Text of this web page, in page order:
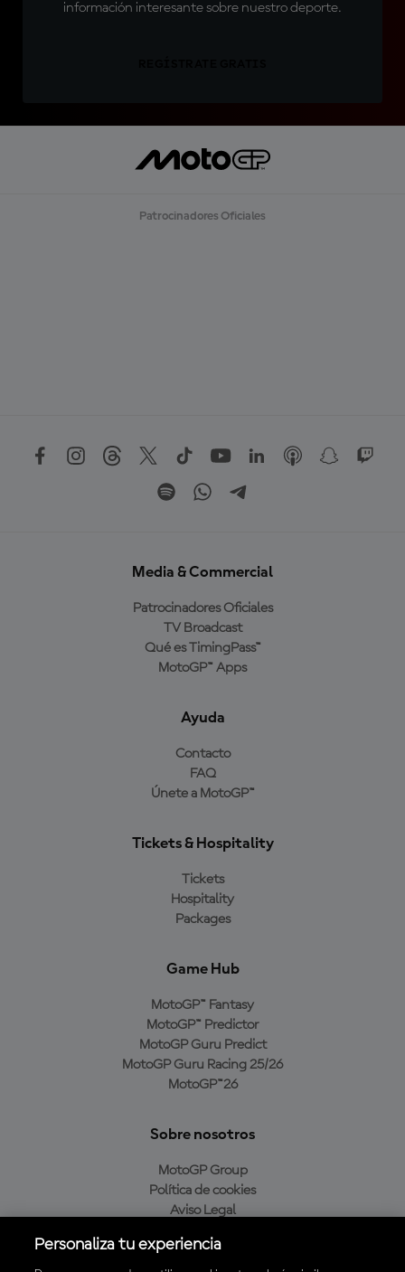
información interesante sobre nuestro deporte.
Patrocinadores Oficiales
Media & Commercial
Patrocinadores Oficiales
TV Broadcast
Qué es TimingPass™
MotoGP™ Apps
Ayuda
Contacto
FAQ
Únete a MotoGP™
Tickets & Hospitality
Tickets
Hospitality
Packages
Game Hub
MotoGP™ Fantasy
MotoGP™ Predictor
MotoGP Guru Predict
MotoGP Guru Racing 25/26
MotoGP™26
Sobre nosotros
MotoGP Group
Política de cookies
Aviso Legal
Política de compra
Personaliza tu experiencia